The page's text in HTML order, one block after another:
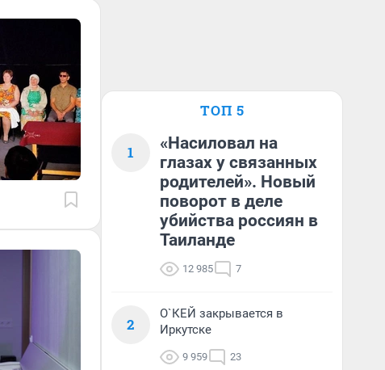
ТОП 5
1
«Насиловал на
глазах у связанных
родителей». Новый
поворот в деле
убийства россиян в
Таиланде
12 985 7
2
О`КЕЙ закрывается в
Иркутске
9 959 23